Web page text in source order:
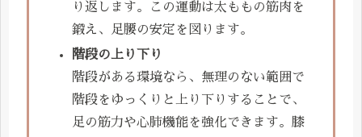
り返します。この運動は太ももの筋肉を
鍛え、足腰の安定を図ります。
階段の上り下り
階段がある環境なら、無理のない範囲で
階段をゆっくりと上り下りすることで、
足の筋力や心肺機能を強化できます。膝